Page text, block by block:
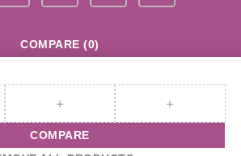
COMPARE (0)
COMPARE